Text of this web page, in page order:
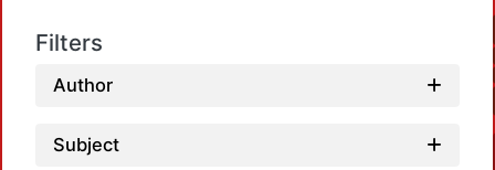
Filters
Author
Subject